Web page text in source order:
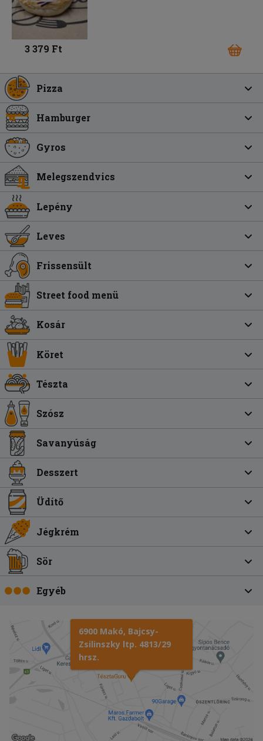
3 379 Ft
Pizza
Hamburger
Gyros
Melegszendvics
Lepény
Leves
Frissensült
Street food menü
Kosár
Köret
Tészta
Szósz
Savanyúság
Desszert
Üdítő
Jégkrém
Sör
Egyéb
6900 Makó, Bajcsy-
Zsilinszky ltp. 4813/29
hrsz.